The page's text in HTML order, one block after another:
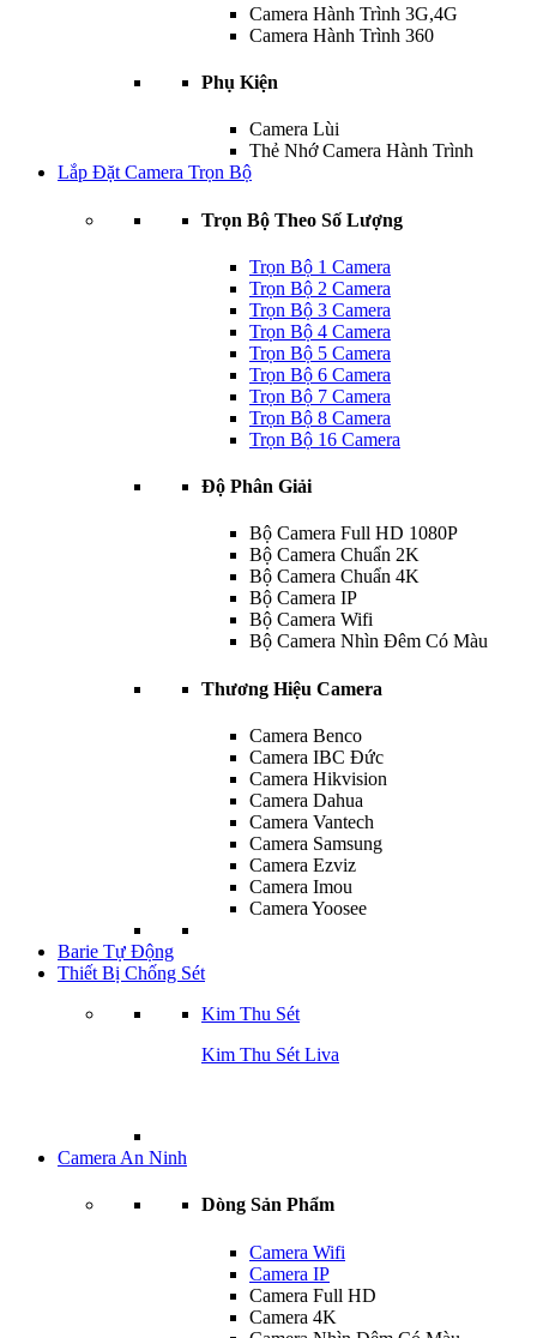
Camera Hành Trình 3G,4G
Camera Hành Trình 360
Phụ Kiện
Camera Lùi
Thẻ Nhớ Camera Hành Trình
Lắp Đặt Camera Trọn Bộ
Trọn Bộ Theo Số Lượng
Trọn Bộ 1 Camera
Trọn Bộ 2 Camera
Trọn Bộ 3 Camera
Trọn Bộ 4 Camera
Trọn Bộ 5 Camera
Trọn Bộ 6 Camera
Trọn Bộ 7 Camera
Trọn Bộ 8 Camera
Trọn Bộ 16 Camera
Độ Phân Giải
Bộ Camera Full HD 1080P
Bộ Camera Chuẩn 2K
Bộ Camera Chuẩn 4K
Bộ Camera IP
Bộ Camera Wifi
Bộ Camera Nhìn Đêm Có Màu
Thương Hiệu Camera
Camera Benco
Camera IBC Đức
Camera Hikvision
Camera Dahua
Camera Vantech
Camera Samsung
Camera Ezviz
Camera Imou
Camera Yoosee
Barie Tự Động
Thiết Bị Chống Sét
Kim Thu Sét
Kim Thu Sét Liva
Camera An Ninh
Dòng Sản Phẩm
Camera Wifi
Camera IP
Camera Full HD
Camera 4K